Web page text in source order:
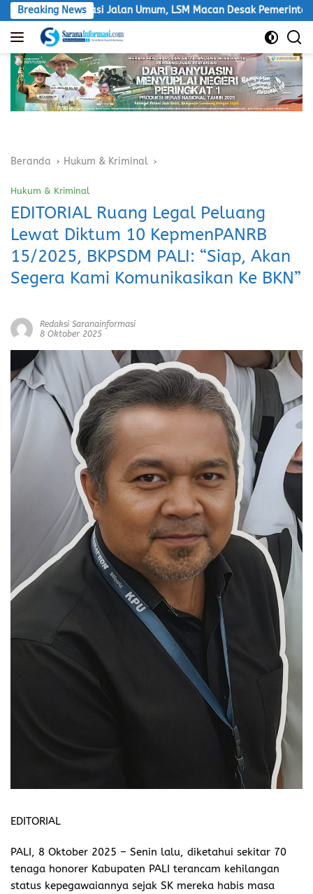
Langsung
ke
konten
Breaking News
Jalan Umum, LSM Macan Desak Pemerintah Bertindak
Beranda Hukum & Kriminal
Hukum & Kriminal
EDITORIAL Ruang Legal Peluang
Lewat Diktum 10 KepmenPANRB
15/2025, BKPSDM PALI: “Siap, Akan
Segera Kami Komunikasikan Ke BKN”
Redaksi Saranainformasi
8 Oktober 2025
EDITORIAL
PALI, 8 Oktober 2025 – Senin lalu, diketahui sekitar 70
tenaga honorer Kabupaten PALI terancam kehilangan
status kepegawaiannya sejak SK mereka habis masa